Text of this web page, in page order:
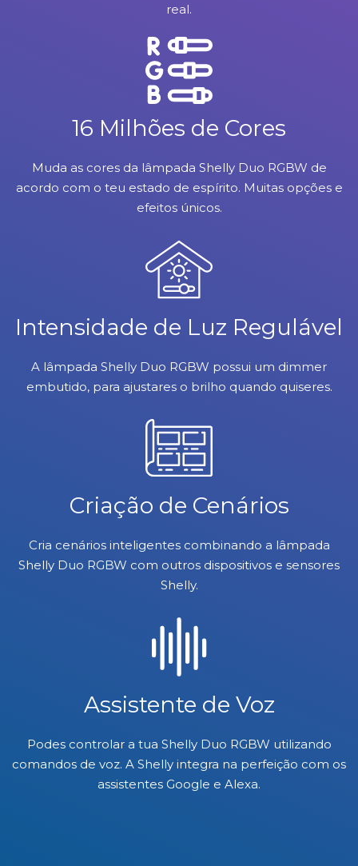
real.
16 Milhões de Cores
Muda as cores da lâmpada Shelly Duo RGBW de
acordo com o teu estado de espírito. Muitas opções e
efeitos únicos.
Intensidade de Luz Regulável
A lâmpada Shelly Duo RGBW possui um dimmer
embutido, para ajustares o brilho quando quiseres.
Criação de Cenários
Cria cenários inteligentes combinando a lâmpada
Shelly Duo RGBW com outros dispositivos e sensores
Shelly.
Assistente de Voz
Podes controlar a tua Shelly Duo RGBW utilizando
comandos de voz. A Shelly integra na perfeição com os
assistentes Google e Alexa.